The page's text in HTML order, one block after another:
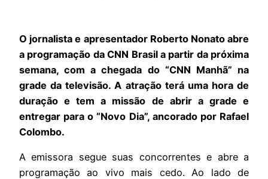
O jornalista e apresentador Roberto Nonato abre
a programação da CNN Brasil a partir da próxima
semana, com a chegada do “CNN Manhã” na
grade da televisão. A atração terá uma hora de
duração e tem a missão de abrir a grade e
entregar para o “Novo Dia”, ancorado por Rafael
Colombo.
A emissora segue suas concorrentes e abre a
programação ao vivo mais cedo. Ao lado de